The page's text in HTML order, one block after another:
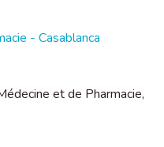
- Casablanca
et de Pharmacie,